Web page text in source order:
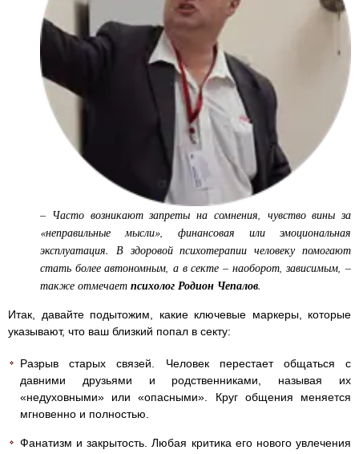
– Часто возникают запреты на сомнения, чувство вины за
«неправильные мысли», финансовая или эмоциональная
эксплуатация. В здоровой психотерапии человеку помогают
стать более автономным, а в секте – наоборот, зависимым, –
также отмечает психолог Родион Чепалов.
Итак, давайте подытожим, какие ключевые маркеры, которые
указывают, что ваш близкий попал в секту:
Разрыв старых связей. Человек перестает общаться с
давними друзьями и родственниками, называя их
«недуховными» или «опасными». Круг общения меняется
мгновенно и полностью.
Фанатизм и закрытость. Любая критика его нового увлечения